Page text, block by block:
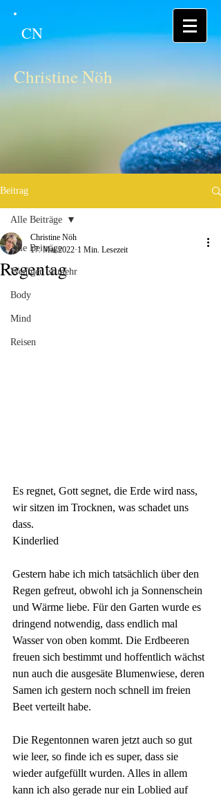
CN
Christine Nöh
Beitrag
Alle Beiträge
Weniger ist mehr
Body
Mind
Reisen
Alle Beiträge
Regentag
Christine Nöh
17. Mai 2022 1 Min. Lesezeit
Es regnet, Gott segnet, die Erde wird nass,
wir sitzen im Trocknen, was schadet uns
dass.
Kinderlied
Gestern habe ich mich tatsächlich über den
Regen gefreut, obwohl ich ja Sonnenschein
und Wärme liebe. Für den Garten wurde es
dringend notwendig, dass endlich mal
Wasser von oben kommt. Die Erdbeeren
freuen sich bestimmt und hoffentlich wächst
nun auch die ausgesäte Blumenwiese, deren
Samen ich gestern noch schnell im freien
Beet verteilt habe.
Die Regentonnen waren jetzt auch so gut
wie leer, so finde ich es super, dass sie
wieder aufgefüllt wurden. Alles in allem
kann ich also gerade nur ein Loblied auf